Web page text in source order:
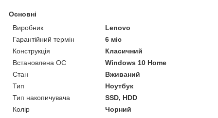
Основні
Виробник
Lenovo
Гарантійний термін
6 міс
Конструкція
Класичний
Встановлена ОС
Windows 10 Home
Стан
Вживаний
Тип
Ноутбук
Тип накопичувача
SSD, HDD
Колір
Чорний